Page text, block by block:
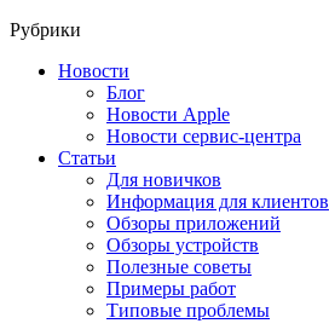
Рубрики
Новости
Блог
Новости Apple
Новости сервис-центра
Статьи
Для новичков
Информация для клиентов
Обзоры приложений
Обзоры устройств
Полезные советы
Примеры работ
Типовые проблемы